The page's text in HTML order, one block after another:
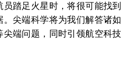
踏足火星时，将很可能找到
尖端科学将为我们解答诸如
端问题，同时引领航空科技